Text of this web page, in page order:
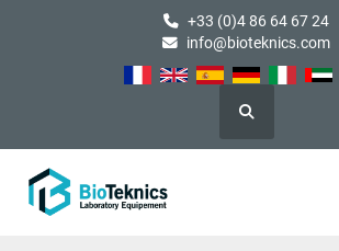
+33 (0)4 86 64 67 24
info@bioteknics.com
Rechercher